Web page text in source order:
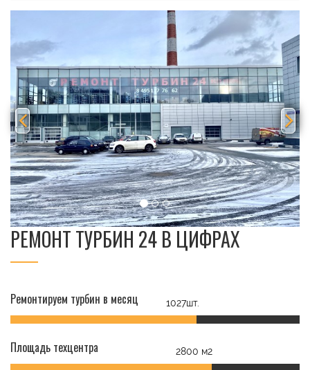
РЕМОНТ ТУРБИН 24 В ЦИФРАХ
Ремонтируем турбин в месяц 1027шт.
Площадь техцентра 2800 м2